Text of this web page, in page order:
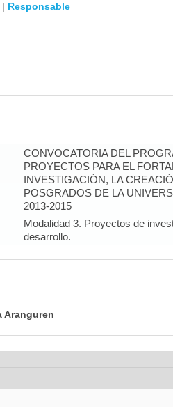
| Responsable
CONVOCATORIA DEL
PROYECTOS PARA EL
INVESTIGACIÓN, LA
POSGRADOS DE LA
2013-2015
Modalidad 3. Proyectos de
desarrollo.
Aranguren